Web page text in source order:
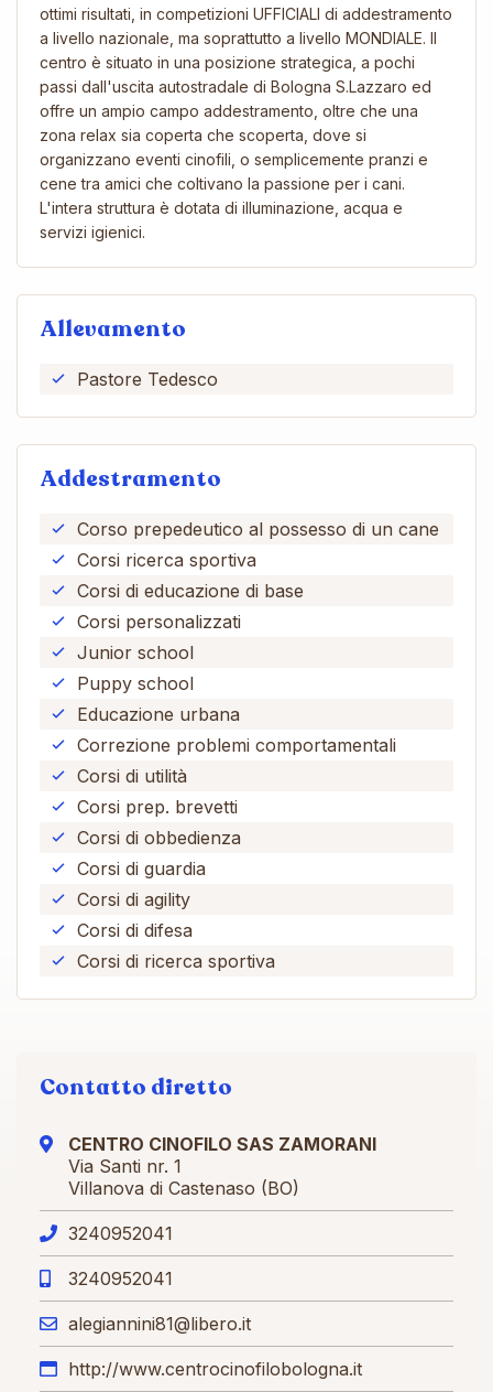
ottimi risultati, in competizioni UFFICIALI di addestramento
a livello nazionale, ma soprattutto a livello MONDIALE. Il
centro è situato in una posizione strategica, a pochi
passi dall'uscita autostradale di Bologna S.Lazzaro ed
offre un ampio campo addestramento, oltre che una
zona relax sia coperta che scoperta, dove si
organizzano eventi cinofili, o semplicemente pranzi e
cene tra amici che coltivano la passione per i cani.
L'intera struttura è dotata di illuminazione, acqua e
servizi igienici.
Allevamento
Pastore Tedesco
Addestramento
Corso prepedeutico al possesso di un cane
Corsi ricerca sportiva
Corsi di educazione di base
Corsi personalizzati
Junior school
Puppy school
Educazione urbana
Correzione problemi comportamentali
Corsi di utilità
Corsi prep. brevetti
Corsi di obbedienza
Corsi di guardia
Corsi di agility
Corsi di difesa
Corsi di ricerca sportiva
Contatto diretto
CENTRO CINOFILO SAS ZAMORANI
Via Santi nr. 1
Villanova di Castenaso (BO)
3240952041
3240952041
alegiannini81@libero.it
http://www.centrocinofilobologna.it